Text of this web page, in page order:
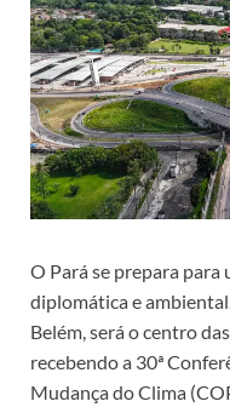
O Pará se prepara
diplomática e
Belém, será o centro
recebendo a 30ª
Mudança do Clima